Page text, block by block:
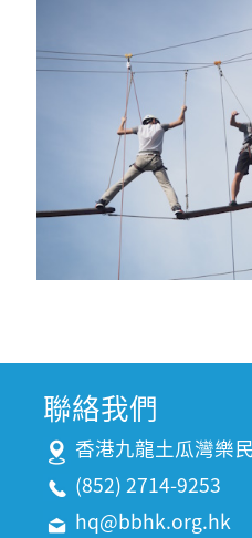
聯絡我們
香港九龍土瓜灣樂
(852) 2714-9253
hq@bbhk.org.hk